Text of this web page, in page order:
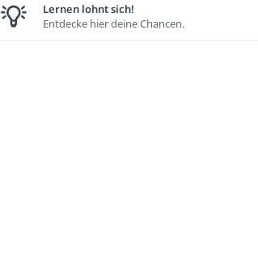
Lernen lohnt sich!
Entdecke hier deine Chancen.